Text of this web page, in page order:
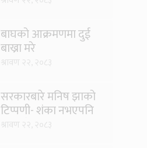
बाघको आक्रमणमा दुई
बाख्रा मरे
सरकारबारे मनिष झाको
टिप्पणी- शंका नभएपनि